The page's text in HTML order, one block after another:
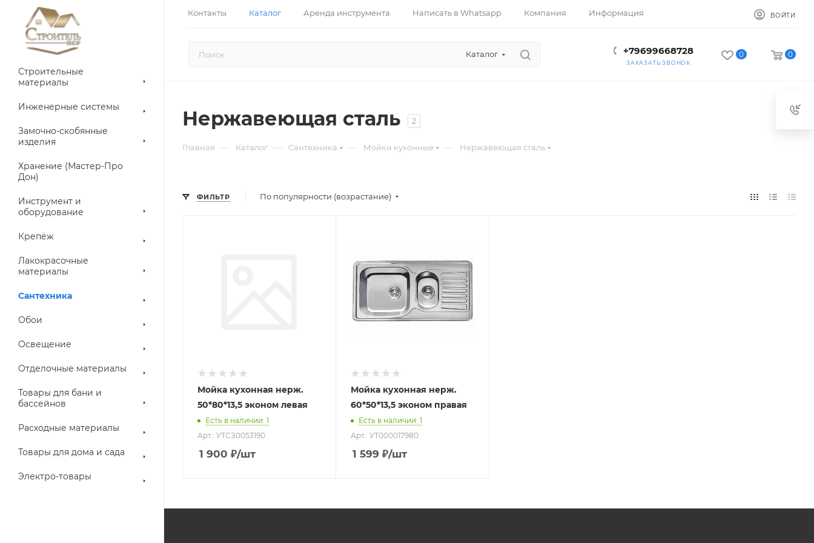
Контакты Каталог Аренда инструмента Написать в Whatsapp Компания Информация ВОЙТИ
Каталог +79699668728
ЗАКАЗАТЬ ЗВОНОК
0 0
Строительные
материалы
Инженерные системы
Замочно-скобянные
изделия
Хранение (Мастер-Про
Дон)
Инструмент и
оборудование
Крепёж
Лакокрасочные
материалы
Сантехника
Обои
Освещение
Отделочные материалы
Товары для бани и
бассейнов
Расходные материалы
Товары для дома и сада
Электро-товары
Нержавеющая сталь 2
Главная — Каталог — Сантехника — Мойки кухонные — Нержавеющая сталь
ФИЛЬТР По популярности (возрастание)
Мойка кухонная нерж.
50*80*13,5 эконом левая
Есть в наличии: 1
Арт.: УТСЗ0053190
1 900 ₽/шт
Мойка кухонная нерж.
60*50*13,5 эконом правая
Есть в наличии: 1
Арт.: УТ000017980
1 599 ₽/шт